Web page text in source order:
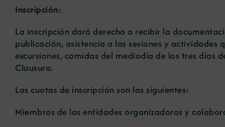
Inscripción:
La inscripción dará derecho a recibir la
publicación, asistencia a las sesiones y actividades
excursiones, comidas del mediodía de los tres días
Clausura.
Las cuotas de inscripción son las siguientes:
Miembros de las entidades organizadoras y